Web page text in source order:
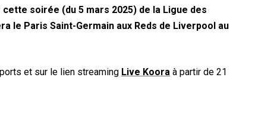
soirée (du 5 mars 2025) de la Ligue des
le Paris Saint-Germain aux Reds de Liverpool au
et sur le lien streaming Live Koora à partir de 21